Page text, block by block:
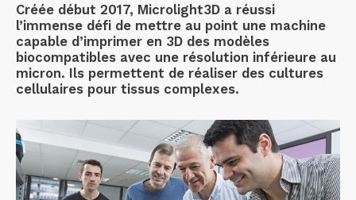
Créée début 2017, Microlight3D a réussi
l’immense défi de mettre au point une machine
capable d’imprimer en 3D des modèles
biocompatibles avec une résolution inférieure au
micron. Ils permettent de réaliser des cultures
cellulaires pour tissus complexes.